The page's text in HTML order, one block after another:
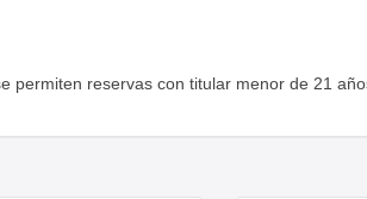
permiten reservas con titular menor de 21